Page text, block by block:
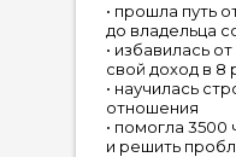
• прошла путь
до владельца
• избавилась
свой доход в 8
• научилась
отношения
• помогла 3500
и решить